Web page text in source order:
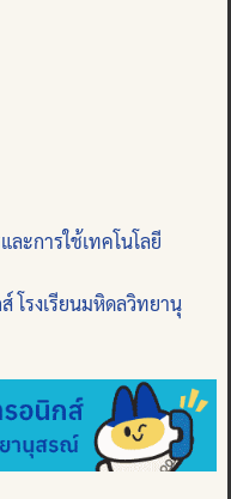
ละการใช้เทคโนโลยี
โรงเรียนมหิดลวิทยานุ